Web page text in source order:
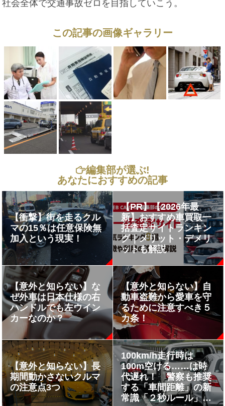
社会全体で交通事故ゼロを目指していこう。
この記事の画像ギャラリー
編集部が選ぶ!
あなたにおすすめの記事
【衝撃】街を走るクル
マの15％は任意保険無
加入という現実！
【PR】【2026年最
新】おすすめ車買取一
括査定サイトランキン
グ｜メリット・デメリ
ットも解説
【意外と知らない】な
ぜ外車は日本仕様の右
ハンドルでも左ウイン
カーなのか？
【意外と知らない】自
動車盗難から愛車を守
るために注意すべき５
カ条！
【意外と知らない】長
期間動かさないクルマ
の注意点3つ
100km/h走行時は
100m空ける……は時
代遅れ！ 警察も推奨
する「車間距離」の新
常識「２秒ルール」と